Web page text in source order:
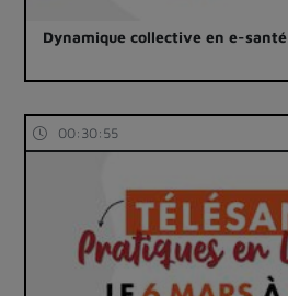
Dynamique collective en e-santé
00:30:55